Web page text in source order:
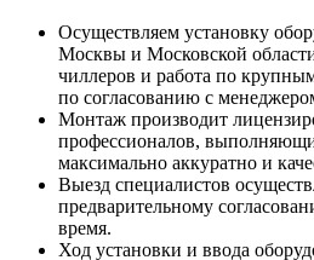
Осуществляем установку
Москвы и Московской
чиллеров и работа по
по согласованию с
Монтаж производит
профессионалов,
максимально аккуратно и
Выезд специалистов
предварительному
время.
Ход установки и ввода